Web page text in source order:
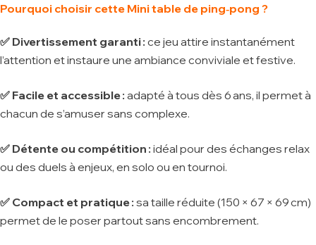
Pourquoi choisir cette Mini table de ping‑pong ?
✅ Divertissement garanti : ce jeu attire instantanément
l’attention et instaure une ambiance conviviale et festive.
✅ Facile et accessible : adapté à tous dès 6 ans, il permet à
chacun de s’amuser sans complexe.
✅ Détente ou compétition : idéal pour des échanges relax
ou des duels à enjeux, en solo ou en tournoi.
✅ Compact et pratique : sa taille réduite (150 × 67 × 69 cm)
permet de le poser partout sans encombrement.